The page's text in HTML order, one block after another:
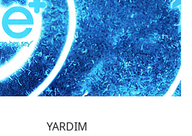
YARDIM